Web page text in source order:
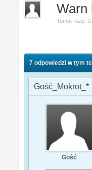
Warn
Temat rozp.
7 odpowiedzi w tym
Gość_Mokrot_*
Gość